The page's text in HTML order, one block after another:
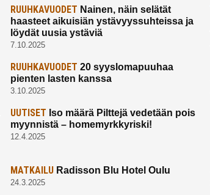
RUUHKAVUODET Nainen, näin selätät
haasteet aikuisiän ystävyyssuhteissa ja
löydät uusia ystäviä
7.10.2025
RUUHKAVUODET 20 syyslomapuuhaa
pienten lasten kanssa
3.10.2025
UUTISET Iso määrä Pilttejä vedetään pois
myynnistä – homemyrkkyriski!
12.4.2025
MATKAILU Radisson Blu Hotel Oulu
24.3.2025